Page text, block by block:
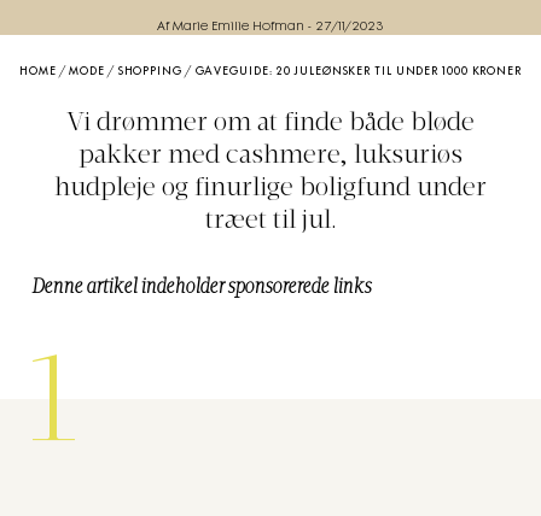
Af Marie Emilie Hofman - 27/11/2023
HOME /MODE / SHOPPING / GAVEGUIDE: 20 JULEØNSKER TIL UNDER 1000 KRONER
Vi drømmer om at finde både bløde
pakker med cashmere, luksuriøs
hudpleje og finurlige boligfund under
træet til jul.
Denne artikel indeholder sponsorerede links
1